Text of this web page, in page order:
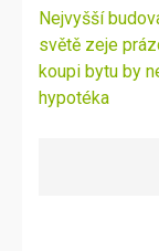
Navigace
pro
příspěvek
Nejvyšší
světě zeje
koupi bytu by
hypotéka